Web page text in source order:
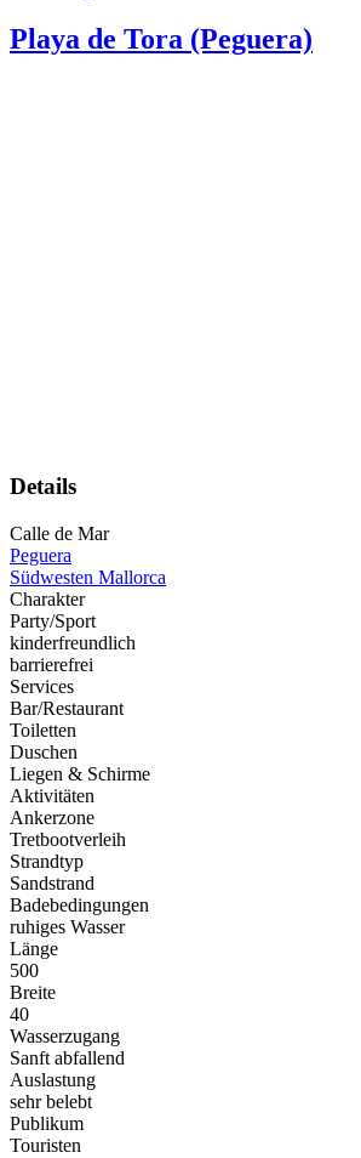
Playa de Tora (Peguera)
Details
Calle de Mar
Peguera
Südwesten Mallorca
Charakter
Party/Sport
kinderfreundlich
barrierefrei
Services
Bar/Restaurant
Toiletten
Duschen
Liegen & Schirme
Aktivitäten
Ankerzone
Tretbootverleih
Strandtyp
Sandstrand
Badebedingungen
ruhiges Wasser
Länge
500
Breite
40
Wasserzugang
Sanft abfallend
Auslastung
sehr belebt
Publikum
Touristen